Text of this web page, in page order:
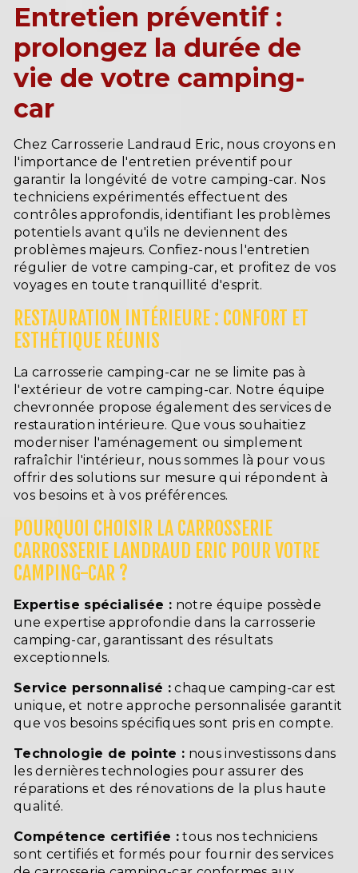
Entretien préventif :
prolongez la durée de
vie de votre camping-
car
Chez Carrosserie Landraud Eric, nous croyons en
l'importance de l'entretien préventif pour
garantir la longévité de votre camping-car. Nos
techniciens expérimentés effectuent des
contrôles approfondis, identifiant les problèmes
potentiels avant qu'ils ne deviennent des
problèmes majeurs. Confiez-nous l'entretien
régulier de votre camping-car, et profitez de vos
voyages en toute tranquillité d'esprit.
RESTAURATION INTÉRIEURE : CONFORT ET
ESTHÉTIQUE RÉUNIS
La carrosserie camping-car ne se limite pas à
l'extérieur de votre camping-car. Notre équipe
chevronnée propose également des services de
restauration intérieure. Que vous souhaitiez
moderniser l'aménagement ou simplement
rafraîchir l'intérieur, nous sommes là pour vous
offrir des solutions sur mesure qui répondent à
vos besoins et à vos préférences.
POURQUOI CHOISIR LA CARROSSERIE
CARROSSERIE LANDRAUD ERIC POUR VOTRE
CAMPING-CAR ?
Expertise spécialisée : notre équipe possède
une expertise approfondie dans la carrosserie
camping-car, garantissant des résultats
exceptionnels.
Service personnalisé : chaque camping-car est
unique, et notre approche personnalisée garantit
que vos besoins spécifiques sont pris en compte.
Technologie de pointe : nous investissons dans
les dernières technologies pour assurer des
réparations et des rénovations de la plus haute
qualité.
Compétence certifiée : tous nos techniciens
sont certifiés et formés pour fournir des services